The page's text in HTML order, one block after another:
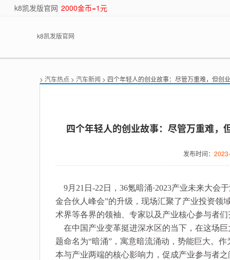
k8凯发版官网 2000金币=1元
k8凯发版官网
> 汽车热点 > 汽车新闻 > 四个年轻人的创业故事：尽管万重难，但创
四个年轻人的创业故事：尽管万重难，
发布时间：
9月21日-22日，36氪暗涌·2023产业未来大会
金合伙人峰会”的升级，现场汇聚了产业投资领
术界等各界的领袖、专家以及产业核心参与者
在中国产业变革挺进深水区的当下，在这场
题命名为“暗涌”，寓意暗流涌动，势能巨大。
本与产业两端的核心影响力，促成产业参与者